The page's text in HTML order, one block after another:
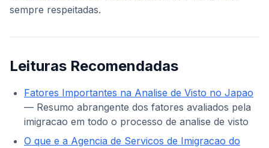
sempre respeitadas.
Leituras Recomendadas
Fatores Importantes na Analise de Visto no Japao
— Resumo abrangente dos fatores avaliados pela
imigracao em todo o processo de analise de visto
O que e a Agencia de Servicos de Imigracao do